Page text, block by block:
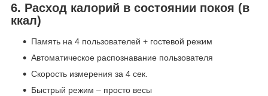
6. Расход калорий в состоянии покоя (в
ккал)
Память на 4 пользователей + гостевой режим
Автоматическое распознавание пользователя
Скорость измерения за 4 сек.
Быстрый режим – просто весы